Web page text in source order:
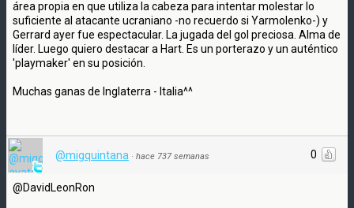
área propia en que utiliza la cabeza para intentar molestar lo
suficiente al atacante ucraniano -no recuerdo si Yarmolenko-) y
Gerrard ayer fue espectacular. La jugada del gol preciosa. Alma de
líder. Luego quiero destacar a Hart. Es un porterazo y un auténtico
'playmaker' en su posición.
Muchas ganas de Inglaterra - Italia^^
0
@migquintana · hace 737 semanas
@DavidLeonRon